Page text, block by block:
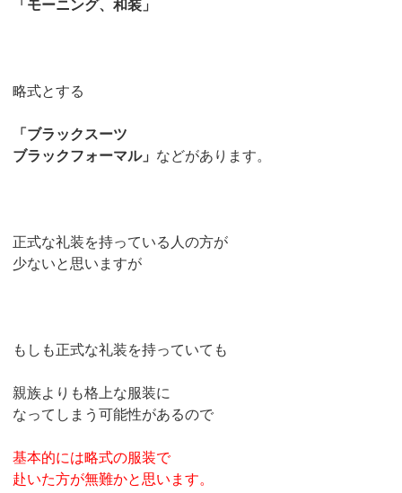
「モーニング、和装」
略式とする
「ブラックスーツ
ブラックフォーマル」 などがあります。
正式な礼装を持っている人の方が
少ないと思いますが
もしも正式な礼装を持っていても
親族よりも格上な服装に
なってしまう可能性があるので
基本的には略式の服装で
赴いた方が無難かと思います。